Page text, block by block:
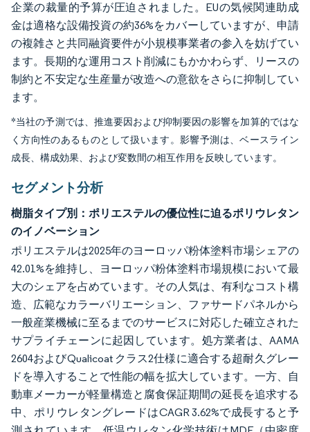
企業の裁量的予算が圧迫されました。EUの気候関連助成
金は適格な設備投資の約36%をカバーしていますが、申請
の複雑さと共同融資要件が小規模事業者の参入を妨げてい
ます。長期的な運用コスト削減にもかかわらず、リースの
制約と不安定な生産量が改造への意欲をさらに抑制してい
ます。
*当社の予測では、推進要因および抑制要因の影響を加算的ではな
く方向性のあるものとして扱います。影響予測は、ベースライン
成長、構成効果、および変数間の相互作用を反映しています。
セグメント分析
樹脂タイプ別：ポリエステルの優位性に迫るポリウレタン
のイノベーション
ポリエステルは2025年のヨーロッパ粉体塗料市場シェアの
42.01%を維持し、ヨーロッパ粉体塗料市場規模において最
大のシェアを占めています。その人気は、有利なコスト構
造、広範なカラーバリエーション、ファサードパネルから
一般産業機械に至るまでのサービスに対応した確立された
サプライチェーンに起因しています。処方業者は、AAMA
2604およびQualicoat クラス2仕様に適合する超耐久グレー
ドを導入することで性能の幅を拡大しています。一方、自
動車メーカーが軽量構造と腐食保証期間の延長を追求する
中、ポリウレタングレードはCAGR 3.62%で成長すると予